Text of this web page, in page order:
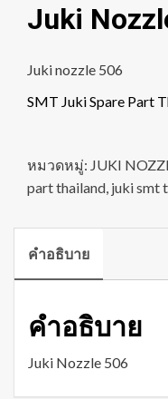
Juki
Juki nozzle 506
SMT Juki Spare Part
หมวดหมู่: JUKI
part thailand, juki smt
คำอธิบาย
คำอธิบาย
Juki Nozzle 506